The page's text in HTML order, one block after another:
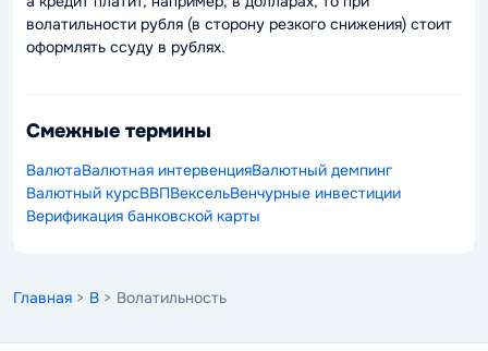
волатильности рубля (в сторону резкого снижения) стоит
оформлять ссуду в рублях.
Смежные термины
ВалютаВалютная интервенцияВалютный демпинг
Валютный курсВВПВексельВенчурные инвестиции
Верификация банковской карты
Главная > В > Волатильность